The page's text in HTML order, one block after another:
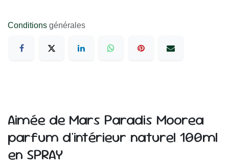
Conditions générales
Aimée de Mars Paradis Moorea
parfum d'intérieur naturel 100ml
en SPRAY